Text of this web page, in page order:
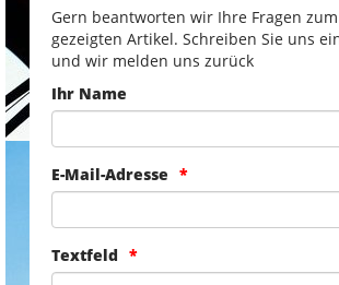
Gern beantworten wir Ihre Fragen
gezeigten Artikel. Schreiben Sie uns
und wir melden uns zurück
Ihr Name
E-Mail-Adresse
Textfeld